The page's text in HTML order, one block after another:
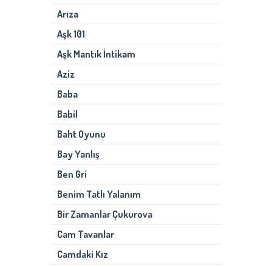
Arıza
Aşk 101
Aşk Mantık İntikam
Aziz
Baba
Babil
Baht Oyunu
Bay Yanlış
Ben Gri
Benim Tatlı Yalanım
Bir Zamanlar Çukurova
Cam Tavanlar
Camdaki Kız